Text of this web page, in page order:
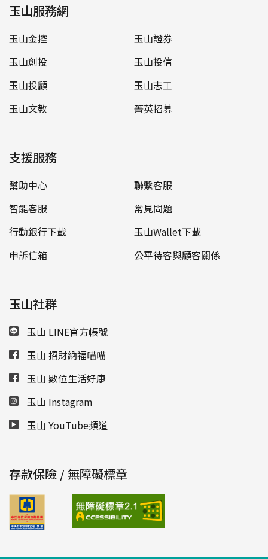
玉山服務網
玉山金控
玉山證券
玉山創投
玉山投信
玉山投顧
玉山志工
玉山文教
菁英招募
支援服務
幫助中心
聯繫客服
智能客服
常見問題
行動銀行下載
玉山Wallet下載
申訴信箱
公平待客與顧客關係
玉山社群
玉山 LINE官方帳號
玉山 招財納福喵喵
玉山 數位生活好康
玉山 Instagram
玉山 YouTube頻道
存款保險 / 無障礙標章